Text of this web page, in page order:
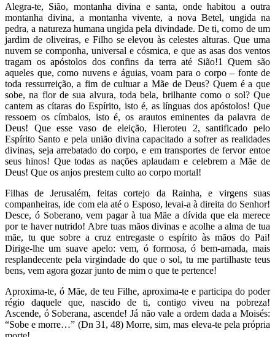
Alegra-te, Sião, montanha divina e santa, onde habitou a outra
montanha divina, a montanha vivente, a nova Betel, ungida na
pedra, a natureza humana ungida pela divindade. De ti, como de um
jardim de oliveiras, e Filho se elevou às celestes alturas. Que uma
nuvem se componha, universal e cósmica, e que as asas dos ventos
tragam os apóstolos dos confins da terra até Sião!1 Quem são
aqueles que, como nuvens e águias, voam para o corpo – fonte de
toda ressurreição, a fim de cultuar a Mãe de Deus? Quem é a que
sobe, na flor de sua alvura, toda bela, brilhante como o sol? Que
cantem as cítaras do Espírito, isto é, as línguas dos apóstolos! Que
ressoem os címbalos, isto é, os arautos eminentes da palavra de
Deus! Que esse vaso de eleição, Hieroteu 2, santificado pelo
Espírito Santo e pela união divina capacitado a sofrer as realidades
divinas, seja arrebatado do corpo, e em transportes de fervor entoe
seus hinos! Que todas as nações aplaudam e celebrem a Mãe de
Deus! Que os anjos prestem culto ao corpo mortal!
Filhas de Jerusalém, feitas cortejo da Rainha, e virgens suas
companheiras, ide com ela até o Esposo, levai-a à direita do Senhor!
Desce, ó Soberano, vem pagar à tua Mãe a dívida que ela merece
por te haver nutrido! Abre tuas mãos divinas e acolhe a alma de tua
mãe, tu que sobre a cruz entregaste o espírito às mãos do Pai!
Dirige-lhe um suave apelo: vem, ó formosa, ó bem-amada, mais
resplandecente pela virgindade do que o sol, tu me partilhaste teus
bens, vem agora gozar junto de mim o que te pertence!
Aproxima-te, ó Mãe, de teu Filhe, aproxima-te e participa do poder
régio daquele que, nascido de ti, contigo viveu na pobreza!
Ascende, ó Soberana, ascende! Já não vale a ordem dada a Moisés:
“Sobe e morre…” (Dn 31, 48) Morre, sim, mas eleva-te pela própria